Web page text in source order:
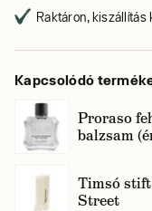
Raktáron, kiszállítás
Kapcsolódó
Proraso
balzsam
Timsó
Street